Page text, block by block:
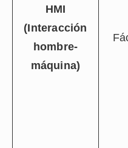
HMI
(Interacción
hombre-
máquina)